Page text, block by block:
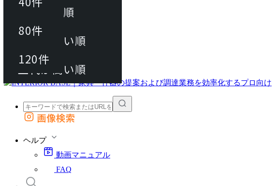
動画マニュアル
FAQ
カート
外部サイトの商品をカートに追加
画像検索
ヘルプ
動画マニュアル
FAQ
80件
120件
おすすめ順
上代が安い順
上代が高い順
80件
120件